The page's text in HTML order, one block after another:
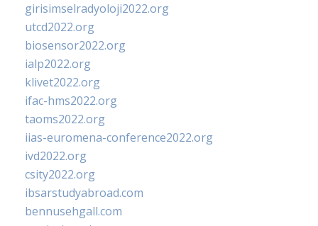
girisimselradyoloji2022.org
utcd2022.org
biosensor2022.org
ialp2022.org
klivet2022.org
ifac-hms2022.org
taoms2022.org
iias-euromena-conference2022.org
ivd2022.org
csity2022.org
ibsarstudyabroad.com
bennusehgall.com